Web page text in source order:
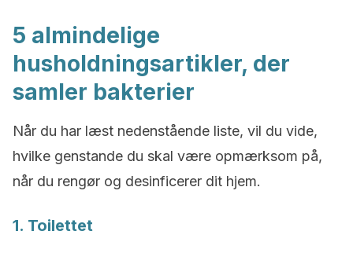
5 almindelige
husholdningsartikler, der
samler bakterier
Når du har læst nedenstående liste, vil du vide,
hvilke genstande du skal være opmærksom på,
når du rengør og desinficerer dit hjem.
1. Toilettet